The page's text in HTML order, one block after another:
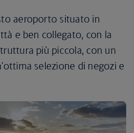
aeroporto situato in
e ben collegato, con la
più piccola, con un
selezione di negozi e